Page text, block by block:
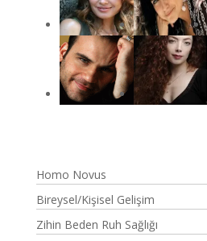
Homo Novus
Bireysel/Kişisel Gelişim
Zihin Beden Ruh Sağlığı